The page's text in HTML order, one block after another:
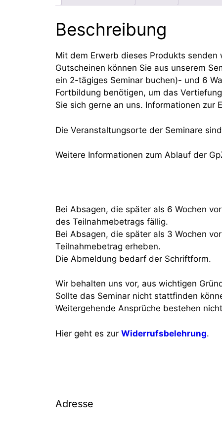
Beschreibung
Mit dem Erwerb dieses Produkts
Gutscheinen können Sie aus unserem
ein 2-tägiges Seminar buchen)- und 6
Fortbildung benötigen, um das
Sie sich gerne an uns. Informationen zur
Die Veranstaltungsorte der Seminare
Weitere Informationen zum Ablauf der
Bei Absagen, die später als 6 Wochen
des Teilnahmebetrags fällig.
Bei Absagen, die später als 3 Wochen
Teilnahmebetrag erheben.
Die Abmeldung bedarf der Schriftform.
Wir behalten uns vor, aus wichtigen
Sollte das Seminar nicht stattfinden
Weitergehende Ansprüche bestehen
Hier geht es zur Widerrufsbelehrung.
Adresse